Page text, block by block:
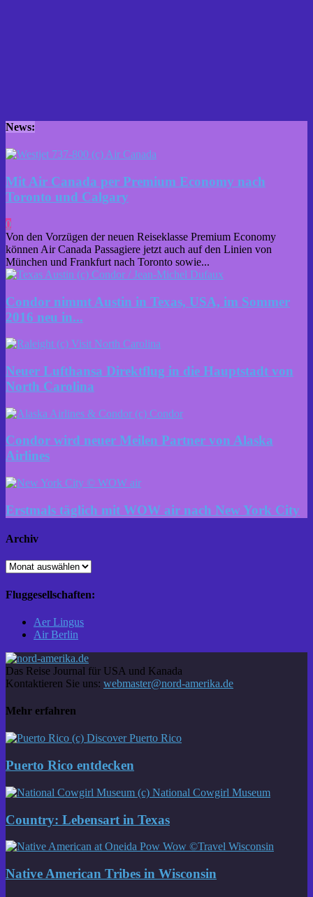
News:
Mit Air Canada per Premium Economy nach
Toronto und Calgary
0
Von den Vorzügen der neuen Reiseklasse Premium Economy
können Air Canada Passagiere jetzt auch auf den Linien von
München und Frankfurt nach Toronto sowie...
Condor nimmt Austin in Texas, USA, im Sommer
2016 neu in...
Neuer Lufthansa Direktflug in die Hauptstadt von
North Carolina
Condor wird neuer Meilen Partner von Alaska
Airlines
Erstmals täglich mit WOW air nach New York City
Archiv
Archiv
Fluggesellschaften:
Aer Lingus
Air Berlin
Das Reise Journal für USA und Kanada
Kontaktieren Sie uns: webmaster@nord-amerika.de
Mehr erfahren
Puerto Rico entdecken
Country: Lebensart in Texas
Native American Tribes in Wisconsin